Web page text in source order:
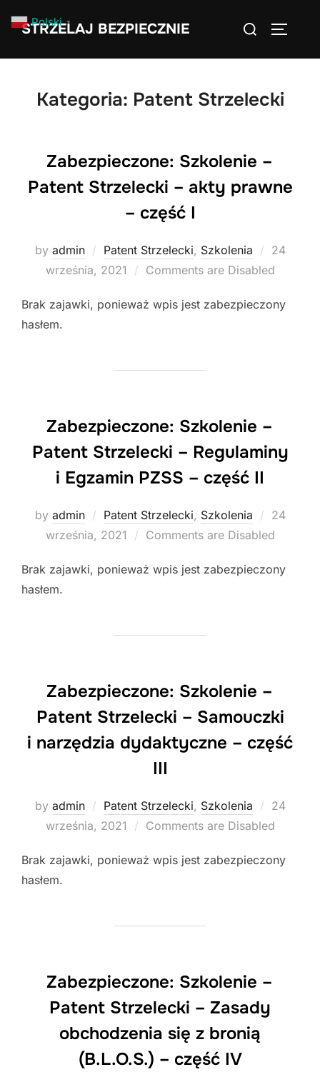
STRZELAJ BEZPIECZNIE
Search
Kategoria: Patent Strzelecki
Zabezpieczone: Szkolenie –
Patent Strzelecki – akty prawne
– część I
by admin Patent Strzelecki, Szkolenia
Posted
on
24
września, 2021
Comments are Disabled
Brak zajawki, ponieważ wpis jest zabezpieczony
hasłem.
Zabezpieczone: Szkolenie –
Patent Strzelecki – Regulaminy
i Egzamin PZSS – część II
by admin Patent Strzelecki, Szkolenia
Posted
on
24
września, 2021
Comments are Disabled
Brak zajawki, ponieważ wpis jest zabezpieczony
hasłem.
Zabezpieczone: Szkolenie –
Patent Strzelecki – Samouczki
i narzędzia dydaktyczne – część
III
by admin Patent Strzelecki, Szkolenia
Posted
on
24
września, 2021
Comments are Disabled
Brak zajawki, ponieważ wpis jest zabezpieczony
hasłem.
Zabezpieczone: Szkolenie –
Patent Strzelecki – Zasady
obchodzenia się z bronią
(B.L.O.S.) – część IV
Polski ▼